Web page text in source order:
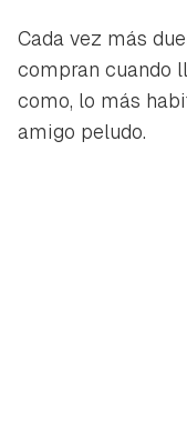
Cada vez más
compran cuando
como, lo más
amigo peludo.